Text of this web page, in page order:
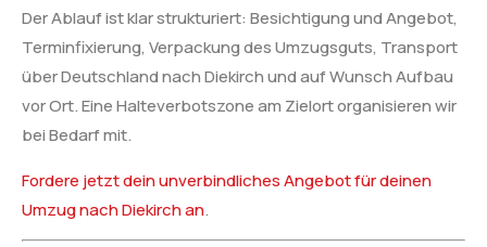
Der Ablauf ist klar strukturiert: Besichtigung und Angebot,
Terminfixierung, Verpackung des Umzugsguts, Transport
über Deutschland nach Diekirch und auf Wunsch Aufbau
vor Ort. Eine Halteverbotszone am Zielort organisieren wir
bei Bedarf mit.
Fordere jetzt dein unverbindliches Angebot für deinen
Umzug nach Diekirch an.